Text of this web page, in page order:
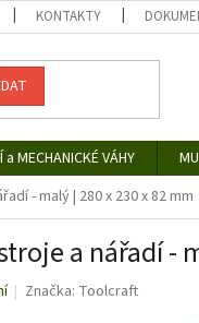
KONTAKTY
a MECHANICKÉ VÁHY
- malý | 280 x 230 x 82 mm
a nářadí -
Značka: Toolcraft